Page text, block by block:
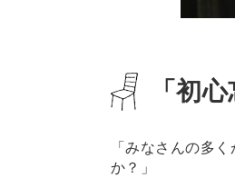
「初
「みなさんの多
か？」